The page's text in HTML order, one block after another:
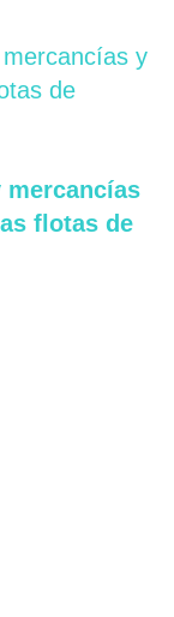
mercancías
flotas de